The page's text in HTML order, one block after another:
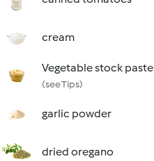
cream
Vegetable stock paste
(see Tips)
garlic powder
dried oregano